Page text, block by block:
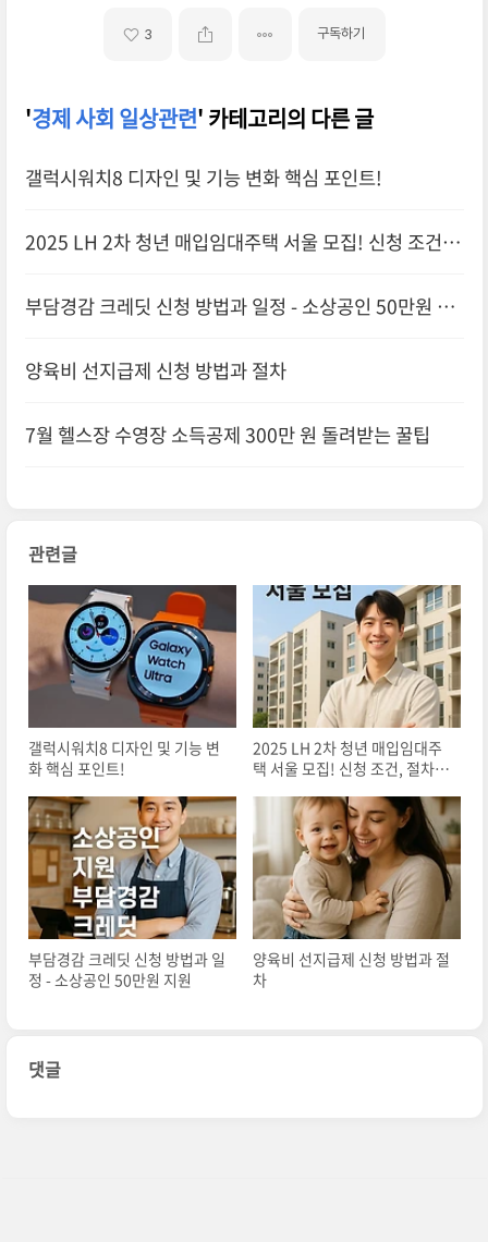
3 구독하기
'경제 사회 일상관련' 카테고리의 다른 글
갤럭시워치8 디자인 및 기능 변화 핵심 포인트!
2025 LH 2차 청년 매입임대주택 서울 모집! 신청 조건,
부담경감 크레딧 신청 방법과 일정 - 소상공인 50만원 지
양육비 선지급제 신청 방법과 절차
7월 헬스장 수영장 소득공제 300만 원 돌려받는 꿀팁
관련글
갤럭시워치8 디자인 및 기능 변
화 핵심 포인트!
2025 LH 2차 청년 매입임대주
택 서울 모집! 신청 조건, 절차
부담경감 크레딧 신청 방법과 일
정 - 소상공인 50만원 지원
양육비 선지급제 신청 방법과 절
차
댓글